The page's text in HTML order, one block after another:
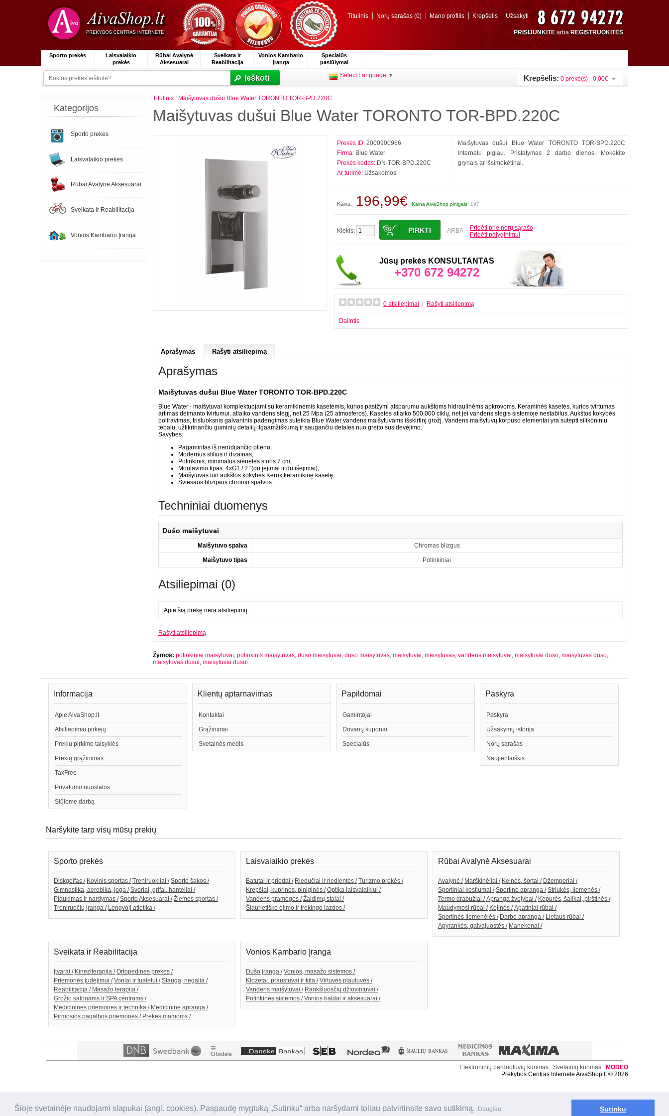
Šioje svetainėje naudojami slapukai (angl. cookies). Paspaudę mygtuką „Sutinku“ arba naršydami toliau patvirtinsite savo sutikimą. Daugiau Sutinku
PRISIJUNKITE arba REGISTRUOKITĖS
Titulinis Norų sąrašas (0) Mano profilis Krepšelis Užsakyti
Sporto prekės
Laisvalaikio
prekės
Rūbai Avalynė
Aksesuarai
Sveikata ir
Reabilitacija
Vonios Kambario
Įranga
Specialūs
pasiūlymai
Ieškoti Select Language ▼ Krepšelis: 0 prekė(s) - 0,00€
Kategorijos
Sporto prekės
Laisvalaikio prekės
Rūbai Avalynė Aksesuarai
Sveikata ir Reabilitacija
Vonios Kambario Įranga
Titulinis / Maišytuvas dušui Blue Water TORONTO TOR-BPD.220C
Maišytuvas dušui Blue Water TORONTO TOR-BPD.220C
Prekės ID: 2000900966
Firma: Blue Water
Prekės kodas: DN-TOR-BPD.220C
Ar turime: Užsakomos
Maišytuvas dušui Blue Water TORONTO TOR-BPD.220C
Internetu pigiau. Pristatymas 2 darbo dienos. Mokėkite
grynais ar išsimokėtinai.
Kaina: 196,99€ Kaina AivaShop pinigais: 197
Kiekis: -ARBA-
Pridėti prie norų sąrašo
Pridėti palyginimui
Jūsų prekės KONSULTANTAS
+370 672 94272
0 atsiliepimai Rašyti atsiliepimą
Dalintis
Aprašymas Rašyti atsiliepimą
Aprašymas
Maišytuvas dušui Blue Water TORONTO TOR-BPD.220C
Blue Water - maišytuvai komplektuojami su keramikinėmis kasetėmis, kurios pasižymi atsparumu aukštoms hidraulinėms apkrovoms. Keraminės kasetės, kurios tvirtumas
artimas deimanto tvirtumui, atlaiko vandens slėgį, net 25 Mpa (25 atmosferos). Kasetės atlaiko 500,000 ciklų, net jei vandens slėgis sistemoje nestabilus. Aukštos kokybės
poliravimas, trisluoksnis galvaninis padengimas suteikia Blue Water vandens maišytuvams išskirtinį grožį. Vandens maišytuvų korpuso elementai yra sutepti silikoniniu
tepalu, užtikrinančiu guminių detalių ilgaamžiškumą ir saugančiu detales nuo greito susidėvėjimo.
Savybės:
Pagamintas iš nerūdijančio plieno,
Modernus stilius ir dizainas,
Potinkinis, minimalus sienelės storis 7 cm,
Montavimo tipas: 4xG1 / 2 "(du įėjimai ir du išėjimai),
Maišytuvas turi aukštos kokybės Kerox keramikinę kasetę,
Šviesaus blizgaus chromo spalvos.
Techniniai duomenys
Dušo maišytuvai
Maišytuvo spalva Chromas blizgus
Maišytuvo tipas Potinkiniai
Atsiliepimai (0)
Apie šią prekę nėra atsiliepimų.
Rašyti atsiliepimą
Žymos: potinkiniai maisytuvai, potinkinis maisytuvas, duso maisytuvai, duso maisytuvas, maisytuvai, maisytuvas, vandens maisytuvai, maisytuvai duso, maisytuvas duso,
maisytuvas dusui, maisytuvai dusui
Informacija
Apie AivaShop.lt
Atsiliepimai pirkėjų
Prekių pirkimo taisyklės
Prekių grąžinimas
TaxFree
Privatumo nuostatos
Siūlome darbą
Klientų aptarnavimas
Kontaktai
Grąžinimai
Svetainės medis
Papildomai
Gamintojai
Dovanų kuponai
Specialūs
Paskyra
Paskyra
Užsakymų istorija
Norų sąrašas
Naujienlaiškis
Naršykite tarp visų mūsų prekių
Sporto prekės
Diskgolfas / Kovinis sportas / Treniruokliai / Sporto šakos /
Gimnastika, aerobika, joga / Svoriai, grifai, hanteliai /
Plaukimas ir nardymas / Sporto Aksesuarai / Žiemos sportas /
Treniruočių įranga / Lengvoji atletika /
Laisvalaikio prekės
Batutai ir priedai / Riedučiai ir riedlentės / Turizmo prekės /
Krepšiai, kuprinės, piniginės / Optika laisvalaikiui /
Vandens pramogos / Žaidimų stalai /
Šiaurietiško ėjimo ir trekingo lazdos /
Rūbai Avalynė Aksesuarai
Avalynė / Marškinėliai / Kelnės, šortai / Džemperiai /
Sportiniai kostiumai / Sportinė apranga / Striukės, liemenės /
Termo drabužiai / Apranga žvejybai / Kepurės, šalikai, pirštinės /
Maudymosi rūbai / Kojinės / Apatiniai rūbai /
Sportinės liemenėlės / Darbo apranga / Lietaus rūbai /
Apyrankės, galvajuostės / Manekenai /
Sveikata ir Reabilitacija
Įtvarai / Kineziterapija / Ortopedines prekės /
Priemonės judėjimui / Voniai ir tualetui / Slauga, negalia /
Reabilitacija / Masažo terapija /
Grožio salonams ir SPA centrams /
Medicininės priemonės ir technika / Medicininė apranga /
Pirmosios pagalbos priemonės / Prekės mamoms /
Vonios Kambario Įranga
Dušo įranga / Vonios, masažo sistemos /
Klozetai, praustuvai ir kita / Virtuvės plautuvės /
Vandens maišytuvai / Rankšluosčių džiovintuvai /
Potinkinės sistemos / Vonios baldai ir aksesuarai /
Elektroninių parduotuvių kūrimas Svetainių kūrimas MODEO
Prekybos Centras Internete AivaShop.lt © 2026